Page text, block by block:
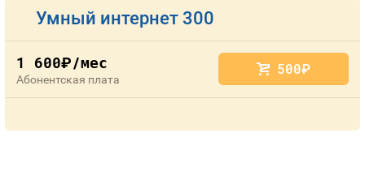
Умный интернет 300
1 600руб./мес
Абонентская плата
500руб.